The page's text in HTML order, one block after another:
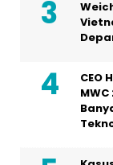
CEO